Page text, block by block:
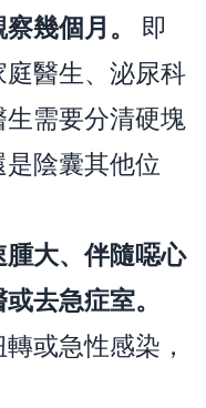
幾個月。
即
醫生、泌尿科
需要分清硬塊
陰囊其他位
大、伴隨噁心
去急症室。
或急性感染，